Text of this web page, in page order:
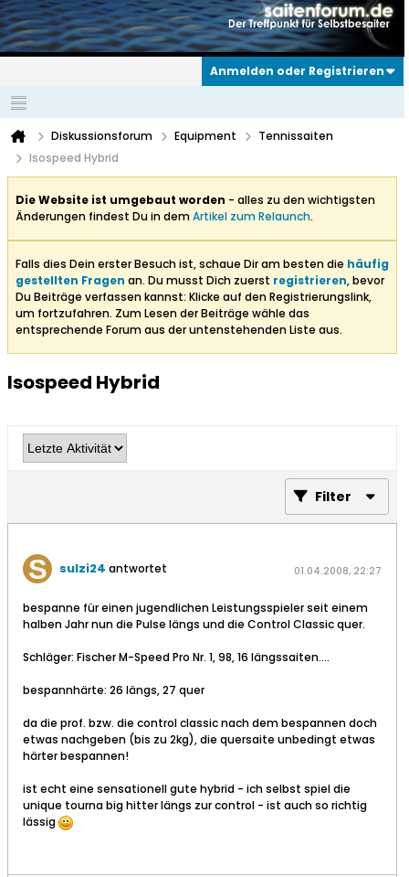
Anmelden oder Registrieren
Diskussionsforum Equipment
Tennissaiten
Isospeed Hybrid
Die Website ist umgebaut worden - alles zu den wichtigsten
Änderungen findest Du in demArtikel zum Relaunch.
Falls dies Dein erster Besuch ist, schaue Dir am besten die häufig
gestellten Fragen an. Du musst Dich zuerst registrieren, bevor
Du Beiträge verfassen kannst: Klicke auf den Registrierungslink,
um fortzufahren. Zum Lesen der Beiträge wähle das
entsprechende Forum aus der untenstehenden Liste aus.
Isospeed Hybrid
Filter
sulzi24 antwortet 01.04.2008, 22:27
bespanne für einen jugendlichen Leistungsspieler seit einem
halben Jahr nun die Pulse längs und die Control Classic quer.
Schläger: Fischer M-Speed Pro Nr. 1, 98, 16 längssaiten....
bespannhärte: 26 längs, 27 quer
da die prof. bzw. die control classic nach dem bespannen doch
etwas nachgeben (bis zu 2kg), die quersaite unbedingt etwas
härter bespannen!
ist echt eine sensationell gute hybrid - ich selbst spiel die
unique tourna big hitter längs zur control - ist auch so richtig
lässig